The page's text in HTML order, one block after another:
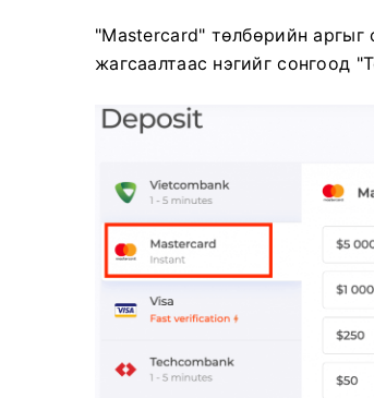
"Mastercard" төлбөрийн аргыг
жагсаалтаас нэгийг сонгоод